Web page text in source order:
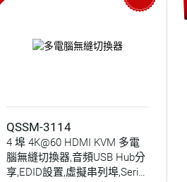
QSSM-3114
4 埠 4K@60 HDMI KVM 多電
腦無縫切換器,音頻USB Hub分
享,EDID設置,虛擬串列埠,Serial,